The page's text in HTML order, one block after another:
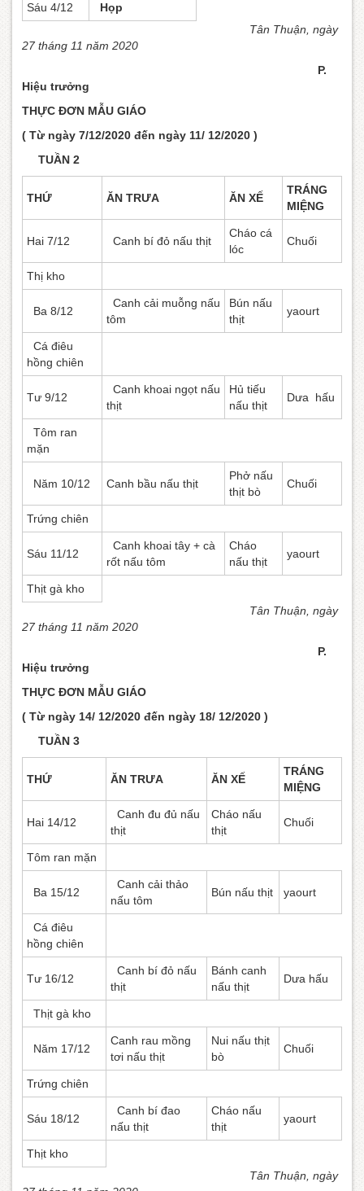
Sáu 4/12
Họp
Tân Thuận, ngày
27 tháng 11 năm 2020
P.
Hiệu trưởng
THỰC ĐƠN MẪU GIÁO
( Từ ngày 7/12/2020 đến ngày 11/ 12/2020 )
TUẦN 2
THỨ ĂN TRƯA ĂN XẾ
TRÁNG
MIỆNG
Hai 7/12 Canh bí đỏ nấu thịt
Cháo cá
lóc
Chuối
Thị kho
Ba 8/12
Canh cải muỗng nấu
tôm
Bún nấu
thịt
yaourt
Cá điêu
hồng chiên
Tư 9/12
Canh khoai ngọt nấu
thịt
Hủ tiếu
nấu thịt
Dưa hấu
Tôm ran
mặn
Năm 10/12 Canh bầu nấu thịt
Phở nấu
thịt bò
Chuối
Trứng chiên
Sáu 11/12
Canh khoai tây + cà
rốt nấu tôm
Cháo
nấu thịt
yaourt
Thịt gà kho
Tân Thuận, ngày
27 tháng 11 năm 2020
P.
Hiệu trưởng
THỰC ĐƠN MẪU GIÁO
( Từ ngày 14/ 12/2020 đến ngày 18/ 12/2020 )
TUẦN 3
THỨ ĂN TRƯA ĂN XẾ
TRÁNG
MIỆNG
Hai 14/12
Canh đu đủ nấu
thịt
Cháo nấu
thịt
Chuối
Tôm ran mặn
Ba 15/12
Canh cải thảo
nấu tôm
Bún nấu thịt yaourt
Cá điêu
hồng chiên
Tư 16/12
Canh bí đỏ nấu
thịt
Bánh canh
nấu thịt
Dưa hấu
Thịt gà kho
Năm 17/12
Canh rau mồng
tơi nấu thịt
Nui nấu thịt
bò
Chuối
Trứng chiên
Sáu 18/12
Canh bí đao
nấu thịt
Cháo nấu
thịt
yaourt
Thịt kho
Tân Thuận, ngày